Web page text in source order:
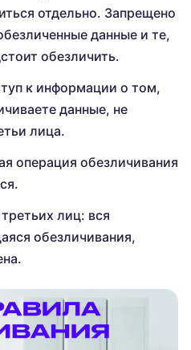
отдельно. Запрещено
данные и те,
обезличить.
к информации о том,
данные, не
лица.
операция обезличивания
лиц: вся
обезличивания,